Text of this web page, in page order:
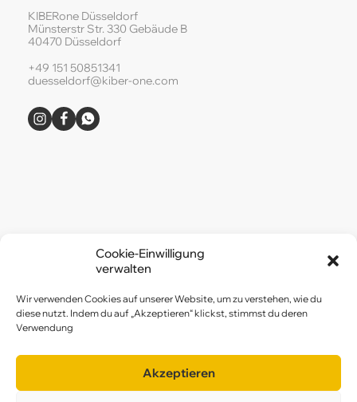
Cookie-Einwilligung
verwalten
Wir verwenden Cookies auf unserer Website, um zu verstehen, wie du
diese nutzt. Indem du auf „Akzeptieren“ klickst, stimmst du deren
Verwendung
Akzeptieren
KIBERone Düsseldorf
Münsterstr Str. 330 Gebäude B
40470 Düsseldorf
+49 151 50851341
duesseldorf@kiber-one.com
Über uns